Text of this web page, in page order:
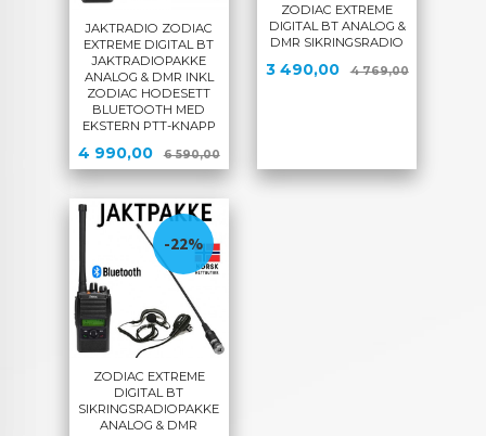
JAKTRADIO ZODIAC
EXTREME DIGITAL BT
JAKTRADIOPAKKE
ANALOG & DMR INKL
ZODIAC HODESETT
BLUETOOTH MED
EKSTERN PTT-KNAPP
Tilbud
4 990,00 6 590,00Rabatt
ZODIAC EXTREME
DIGITAL BT ANALOG &
DMR SIKRINGSRADIO
Tilbud
3 490,00 4 769,00Rabatt
ZODIAC EXTREME
DIGITAL BT
SIKRINGSRADIOPAKKE
ANALOG & DMR
-22%